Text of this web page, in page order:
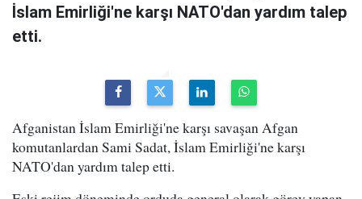
İslam Emirliği'ne karşı NATO'dan yardım talep
etti.
Afganistan İslam Emirliği'ne karşı savaşan Afgan
komutanlardan Sami Sadat, İslam Emirliği'ne karşı
NATO'dan yardım talep etti.